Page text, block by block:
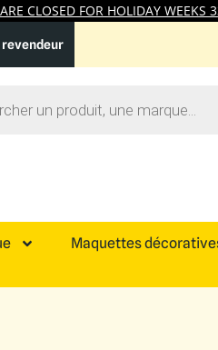
CLOSED FOR HOLIDAY WEEKS
revendeur
Maquettes